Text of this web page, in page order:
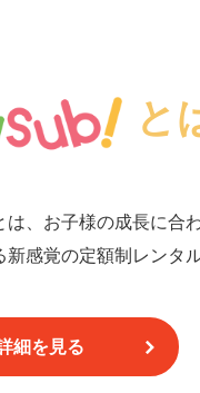
と
は、お子様の成長に合
新感覚の定額制レンタ
細を見る